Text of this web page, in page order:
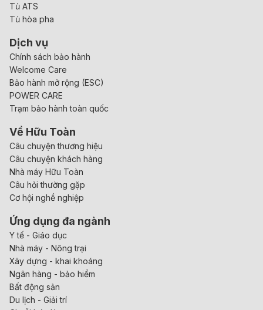
Tủ ATS
Tủ hòa pha
Dịch vụ
Chính sách bảo hành
Welcome Care
Bảo hành mở rộng (ESC)
POWER CARE
Trạm bảo hành toàn quốc
Về Hữu Toàn
Câu chuyện thương hiệu
Câu chuyện khách hàng
Nhà máy Hữu Toàn
Câu hỏi thường gặp
Cơ hội nghề nghiệp
Ứng dụng đa ngành
Y tế - Giáo dục
Nhà máy - Nông trại
Xây dựng - khai khoáng
Ngân hàng - bảo hiểm
Bất động sản
Du lịch - Giải trí